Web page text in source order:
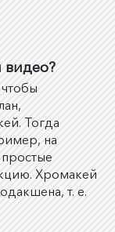
Тогда
на
Хромакей
т. е.